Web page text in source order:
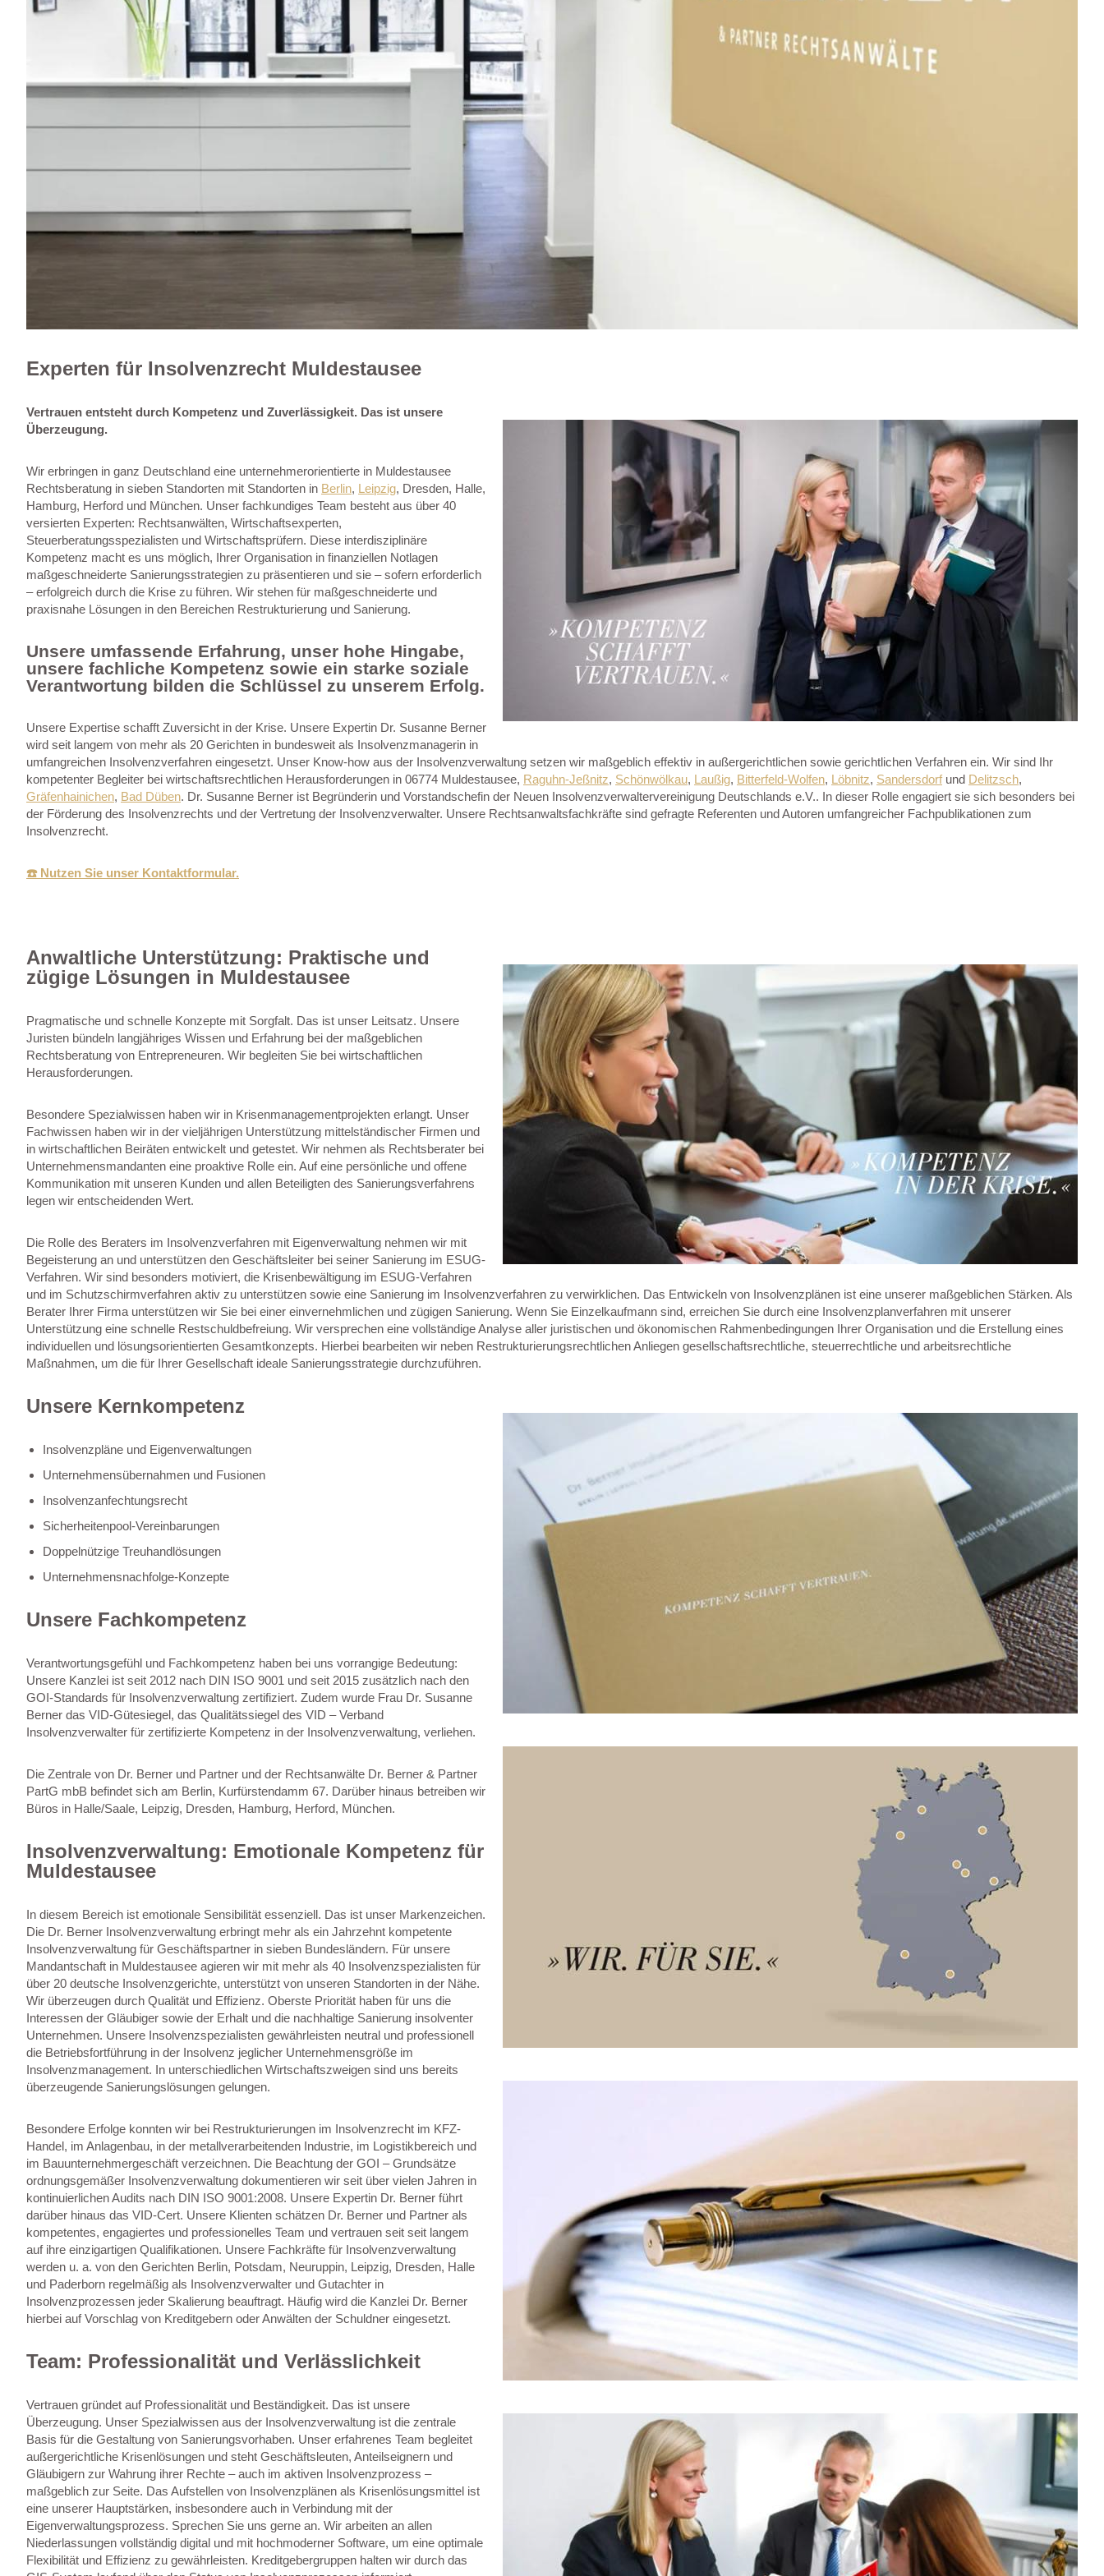
Experten für Insolvenzrecht Muldestausee
Vertrauen entsteht durch Kompetenz und Zuverlässigkeit. Das ist unsere
Überzeugung.
Wir erbringen in ganz Deutschland eine unternehmerorientierte in Muldestausee
Rechtsberatung in sieben Standorten mit Standorten in Berlin, Leipzig, Dresden, Halle,
Hamburg, Herford und München. Unser fachkundiges Team besteht aus über 40
versierten Experten: Rechtsanwälten, Wirtschaftsexperten,
Steuerberatungsspezialisten und Wirtschaftsprüfern. Diese interdisziplinäre
Kompetenz macht es uns möglich, Ihrer Organisation in finanziellen Notlagen
maßgeschneiderte Sanierungsstrategien zu präsentieren und sie – sofern erforderlich
– erfolgreich durch die Krise zu führen. Wir stehen für maßgeschneiderte und
praxisnahe Lösungen in den Bereichen Restrukturierung und Sanierung.
Unsere umfassende Erfahrung, unser hohe Hingabe,
unsere fachliche Kompetenz sowie ein starke soziale
Verantwortung bilden die Schlüssel zu unserem Erfolg.
Unsere Expertise schafft Zuversicht in der Krise. Unsere Expertin Dr. Susanne Berner
wird seit langem von mehr als 20 Gerichten in bundesweit als Insolvenzmanagerin in
umfangreichen Insolvenzverfahren eingesetzt. Unser Know-how aus der Insolvenzverwaltung setzen wir maßgeblich effektiv in außergerichtlichen sowie gerichtlichen Verfahren ein. Wir sind Ihr
kompetenter Begleiter bei wirtschaftsrechtlichen Herausforderungen in 06774 Muldestausee, Raguhn-Jeßnitz, Schönwölkau, Laußig, Bitterfeld-Wolfen, Löbnitz, Sandersdorfund Delitzsch,
Gräfenhainichen, Bad Düben. Dr. Susanne Berner ist Begründerin und Vorstandschefin der Neuen Insolvenzverwaltervereinigung Deutschlands e.V.. In dieser Rolle engagiert sie sich besonders bei
der Förderung des Insolvenzrechts und der Vertretung der Insolvenzverwalter. Unsere Rechtsanwaltsfachkräfte sind gefragte Referenten und Autoren umfangreicher Fachpublikationen zum
Insolvenzrecht.
☎️ Nutzen Sie unser Kontaktformular.
Anwaltliche Unterstützung: Praktische und
zügige Lösungen in Muldestausee
Pragmatische und schnelle Konzepte mit Sorgfalt. Das ist unser Leitsatz. Unsere
Juristen bündeln langjähriges Wissen und Erfahrung bei der maßgeblichen
Rechtsberatung von Entrepreneuren. Wir begleiten Sie bei wirtschaftlichen
Herausforderungen.
Besondere Spezialwissen haben wir in Krisenmanagementprojekten erlangt. Unser
Fachwissen haben wir in der vieljährigen Unterstützung mittelständischer Firmen und
in wirtschaftlichen Beiräten entwickelt und getestet. Wir nehmen als Rechtsberater bei
Unternehmensmandanten eine proaktive Rolle ein. Auf eine persönliche und offene
Kommunikation mit unseren Kunden und allen Beteiligten des Sanierungsverfahrens
legen wir entscheidenden Wert.
Die Rolle des Beraters im Insolvenzverfahren mit Eigenverwaltung nehmen wir mit
Begeisterung an und unterstützen den Geschäftsleiter bei seiner Sanierung im ESUG-
Verfahren. Wir sind besonders motiviert, die Krisenbewältigung im ESUG-Verfahren
und im Schutzschirmverfahren aktiv zu unterstützen sowie eine Sanierung im Insolvenzverfahren zu verwirklichen. Das Entwickeln von Insolvenzplänen ist eine unserer maßgeblichen Stärken. Als
Berater Ihrer Firma unterstützen wir Sie bei einer einvernehmlichen und zügigen Sanierung. Wenn Sie Einzelkaufmann sind, erreichen Sie durch eine Insolvenzplanverfahren mit unserer
Unterstützung eine schnelle Restschuldbefreiung. Wir versprechen eine vollständige Analyse aller juristischen und ökonomischen Rahmenbedingungen Ihrer Organisation und die Erstellung eines
individuellen und lösungsorientierten Gesamtkonzepts. Hierbei bearbeiten wir neben Restrukturierungsrechtlichen Anliegen gesellschaftsrechtliche, steuerrechtliche und arbeitsrechtliche
Maßnahmen, um die für Ihrer Gesellschaft ideale Sanierungsstrategie durchzuführen.
Unsere Kernkompetenz
Insolvenzpläne und Eigenverwaltungen
Unternehmensübernahmen und Fusionen
Insolvenzanfechtungsrecht
Sicherheitenpool-Vereinbarungen
Doppelnützige Treuhandlösungen
Unternehmensnachfolge-Konzepte
Unsere Fachkompetenz
Verantwortungsgefühl und Fachkompetenz haben bei uns vorrangige Bedeutung:
Unsere Kanzlei ist seit 2012 nach DIN ISO 9001 und seit 2015 zusätzlich nach den
GOI-Standards für Insolvenzverwaltung zertifiziert. Zudem wurde Frau Dr. Susanne
Berner das VID-Gütesiegel, das Qualitätssiegel des VID – Verband
Insolvenzverwalter für zertifizierte Kompetenz in der Insolvenzverwaltung, verliehen.
Die Zentrale von Dr. Berner und Partner und der Rechtsanwälte Dr. Berner & Partner
PartG mbB befindet sich am Berlin, Kurfürstendamm 67. Darüber hinaus betreiben wir
Büros in Halle/Saale, Leipzig, Dresden, Hamburg, Herford, München.
Insolvenzverwaltung: Emotionale Kompetenz für
Muldestausee
In diesem Bereich ist emotionale Sensibilität essenziell. Das ist unser Markenzeichen.
Die Dr. Berner Insolvenzverwaltung erbringt mehr als ein Jahrzehnt kompetente
Insolvenzverwaltung für Geschäftspartner in sieben Bundesländern. Für unsere
Mandantschaft in Muldestausee agieren wir mit mehr als 40 Insolvenzspezialisten für
über 20 deutsche Insolvenzgerichte, unterstützt von unseren Standorten in der Nähe.
Wir überzeugen durch Qualität und Effizienz. Oberste Priorität haben für uns die
Interessen der Gläubiger sowie der Erhalt und die nachhaltige Sanierung insolventer
Unternehmen. Unsere Insolvenzspezialisten gewährleisten neutral und professionell
die Betriebsfortführung in der Insolvenz jeglicher Unternehmensgröße im
Insolvenzmanagement. In unterschiedlichen Wirtschaftszweigen sind uns bereits
überzeugende Sanierungslösungen gelungen.
Besondere Erfolge konnten wir bei Restrukturierungen im Insolvenzrecht im KFZ-
Handel, im Anlagenbau, in der metallverarbeitenden Industrie, im Logistikbereich und
im Bauunternehmergeschäft verzeichnen. Die Beachtung der GOI – Grundsätze
ordnungsgemäßer Insolvenzverwaltung dokumentieren wir seit über vielen Jahren in
kontinuierlichen Audits nach DIN ISO 9001:2008. Unsere Expertin Dr. Berner führt
darüber hinaus das VID-Cert. Unsere Klienten schätzen Dr. Berner und Partner als
kompetentes, engagiertes und professionelles Team und vertrauen seit seit langem
auf ihre einzigartigen Qualifikationen. Unsere Fachkräfte für Insolvenzverwaltung
werden u. a. von den Gerichten Berlin, Potsdam, Neuruppin, Leipzig, Dresden, Halle
und Paderborn regelmäßig als Insolvenzverwalter und Gutachter in
Insolvenzprozessen jeder Skalierung beauftragt. Häufig wird die Kanzlei Dr. Berner
hierbei auf Vorschlag von Kreditgebern oder Anwälten der Schuldner eingesetzt.
Team: Professionalität und Verlässlichkeit
Vertrauen gründet auf Professionalität und Beständigkeit. Das ist unsere
Überzeugung. Unser Spezialwissen aus der Insolvenzverwaltung ist die zentrale
Basis für die Gestaltung von Sanierungsvorhaben. Unser erfahrenes Team begleitet
außergerichtliche Krisenlösungen und steht Geschäftsleuten, Anteilseignern und
Gläubigern zur Wahrung ihrer Rechte – auch im aktiven Insolvenzprozess –
maßgeblich zur Seite. Das Aufstellen von Insolvenzplänen als Krisenlösungsmittel ist
eine unserer Hauptstärken, insbesondere auch in Verbindung mit der
Eigenverwaltungsprozess. Sprechen Sie uns gerne an. Wir arbeiten an allen
Niederlassungen vollständig digital und mit hochmoderner Software, um eine optimale
Flexibilität und Effizienz zu gewährleisten. Kreditgebergruppen halten wir durch das